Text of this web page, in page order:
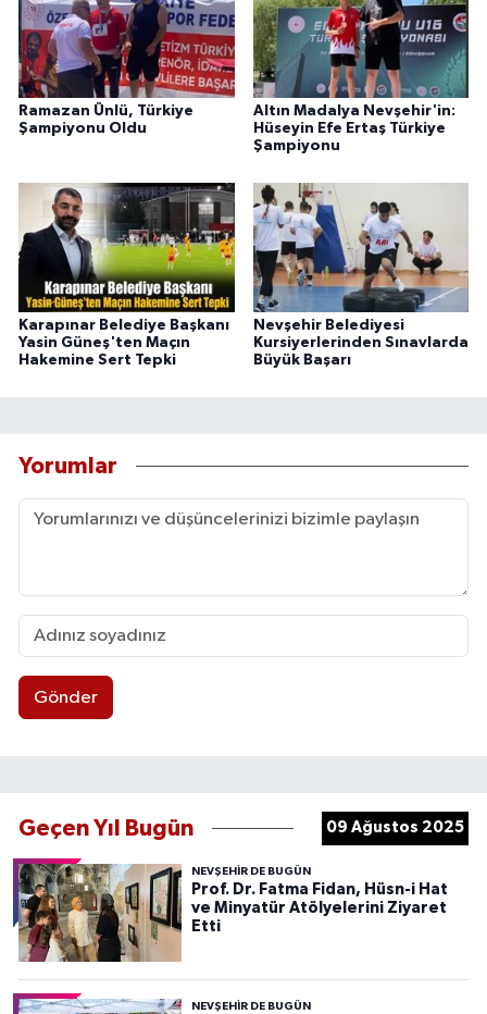
Ramazan Ünlü, Türkiye
Şampiyonu Oldu
Altın Madalya Nevşehir'in:
Hüseyin Efe Ertaş Türkiye
Şampiyonu
Karapınar Belediye Başkanı
Yasin Güneş'ten Maçın
Hakemine Sert Tepki
Nevşehir Belediyesi
Kursiyerlerinden Sınavlarda
Büyük Başarı
Yorumlar
Gönder
Geçen Yıl Bugün 09 Ağustos 2025
NEVŞEHIR DE BUGÜN
Prof. Dr. Fatma Fidan, Hüsn-i Hat
ve Minyatür Atölyelerini Ziyaret
Etti
NEVŞEHIR DE BUGÜN